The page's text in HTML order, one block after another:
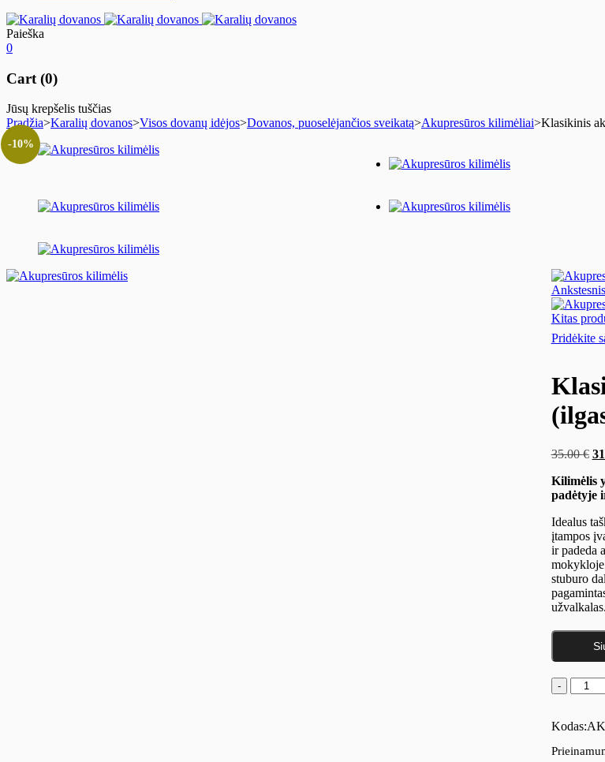
Paieška
0
Cart (0)
Jūsų krepšelis tuščias
Pradžia>Karalių dovanos>Visos dovanų idėjos>Dovanos, puoselėjančios sveikatą>Akupresūros kilimėliai>Klasikinis
-10%
Kitas
Pridėkite
35.00€
Kilimėlis
padėtyje
Idealus
įtampos
ir padeda
stuburo
užvalkalas.
kiekis:
su
Kodas: